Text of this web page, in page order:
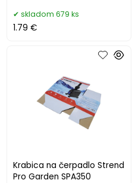
skladom 679 ks
1.79 €
Krabica na čerpadlo Strend
Pro Garden SPA350